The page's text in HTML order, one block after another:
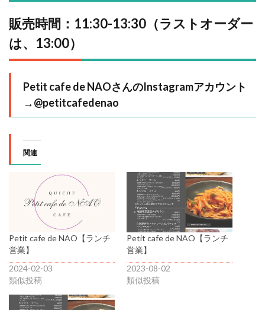
販売時間：11:30-13:30（ラストオーダー
は、13:00）
Petit cafe de NAOさんのInstagramアカウント
→@petitcafedenao
関連
Petit cafe de NAO【ランチ
営業】
2024-02-03
類似投稿
Petit cafe de NAO【ランチ
営業】
2023-08-02
類似投稿